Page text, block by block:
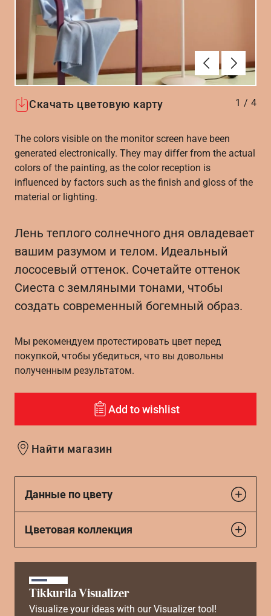
АлдыңғыВперёд
Скачать цветовую карту 1 / 4
The colors visible on the monitor screen have been
generated electronically. They may differ from the actual
colors of the painting, as the color reception is
influenced by factors such as the finish and gloss of the
material or lighting.
Лень теплого солнечного дня овладевает
вашим разумом и телом. Идеальный
лососевый оттенок. Сочетайте оттенок
Сиеста с земляными тонами, чтобы
создать современный богемный образ.
Мы рекомендуем протестировать цвет перед
покупкой, чтобы убедиться, что вы довольны
полученным результатом.
Add to wishlist
Найти магазин
Данные по цвету
Цветовая коллекция
Tikkurila Visualizer
Visualize your ideas with our Visualizer tool!